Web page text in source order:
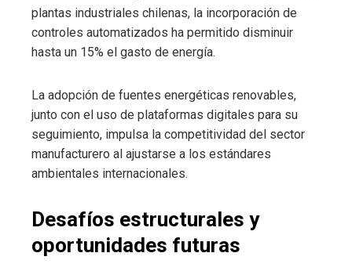
plantas industriales chilenas, la incorporación de
controles automatizados ha permitido disminuir
hasta un 15% el gasto de energía.
La adopción de fuentes energéticas renovables,
junto con el uso de plataformas digitales para su
seguimiento, impulsa la competitividad del sector
manufacturero al ajustarse a los estándares
ambientales internacionales.
Desafíos estructurales y
oportunidades futuras